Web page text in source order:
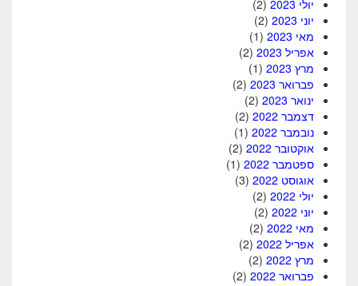
יולי 2023
(2)
יוני 2023
(2)
מאי 2023
(1)
אפריל 2023
(2)
מרץ 2023
(1)
פברואר 2023
(2)
ינואר 2023
(2)
דצמבר 2022
(2)
נובמבר 2022
(1)
אוקטובר 2022
(2)
ספטמבר 2022
(1)
אוגוסט 2022
(3)
יולי 2022
(2)
יוני 2022
(2)
מאי 2022
(2)
אפריל 2022
(2)
מרץ 2022
(2)
פברואר 2022
(2)